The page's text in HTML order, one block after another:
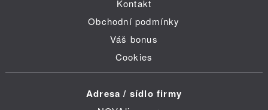
Kontakt
Obchodní podmínky
Váš bonus
Cookies
Adresa / sídlo firmy